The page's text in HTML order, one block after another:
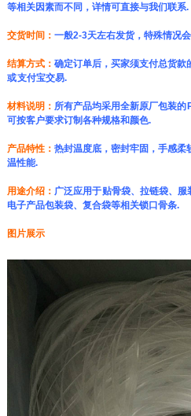
等相关因素而不同，详情可直接与我们联系.
交货时间： 一般2-3天左右发货，特殊情况
结算方式： 确定订单后，买家须支付总货
或 支付宝交易.
材料说明： 所有产品均采用全新原厂包装的
可按客户要求订制各种规格和颜色.
产品特性： 热封温度底，密封牢固，手感柔
温性能.
用途介绍： 广泛应用于 贴骨袋、拉链袋、服
电子产品包装袋、复合袋等相关锁口骨条.
图片展示